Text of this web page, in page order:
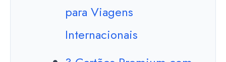
para Viagens
Internacionais